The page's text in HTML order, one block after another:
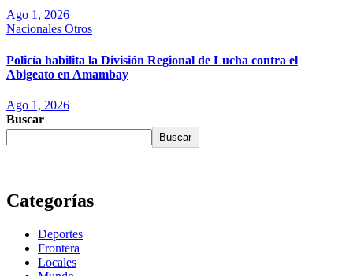
Ago 1, 2026
Nacionales Otros
Policía habilita la División Regional de Lucha contra el
Abigeato en Amambay
Ago 1, 2026
Buscar
Buscar
Categorías
Deportes
Frontera
Locales